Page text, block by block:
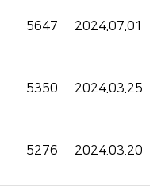
5647 2024.07.01
5350 2024.03.25
5276 2024.03.20